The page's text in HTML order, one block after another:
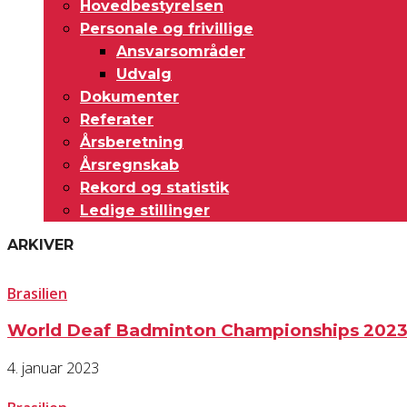
Hovedbestyrelsen
Personale og frivillige
Ansvarsområder
Udvalg
Dokumenter
Referater
Årsberetning
Årsregnskab
Rekord og statistik
Ledige stillinger
ARKIVER
Brasilien
World Deaf Badminton Championships 2023
4. januar 2023